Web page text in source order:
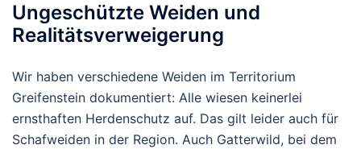
Ungeschützte Weiden und
Realitätsverweigerung
Wir haben verschiedene Weiden im Territorium
Greifenstein dokumentiert: Alle wiesen keinerlei
ernsthaften Herdenschutz auf. Das gilt leider auch für
Schafweiden in der Region. Auch Gatterwild, bei dem